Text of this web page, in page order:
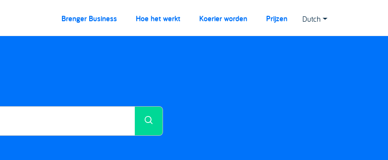
Brenger Business
Hoe het werkt Koerier worden Prijzen Dutch